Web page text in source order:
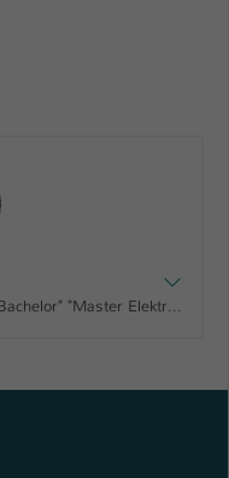
Studiengangsleitung: "Elektrotechnik, Bachelor" "Master Elektrotechnik berufsbegleitend, Master", Fachbereichsrat AING